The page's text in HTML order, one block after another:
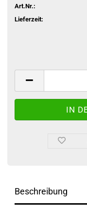
Art.Nr.:
Lieferzeit:
Beschreibung